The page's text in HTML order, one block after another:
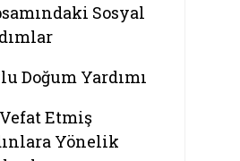
Sosyal
Doğum Yardımı
Etmiş
Yönelik